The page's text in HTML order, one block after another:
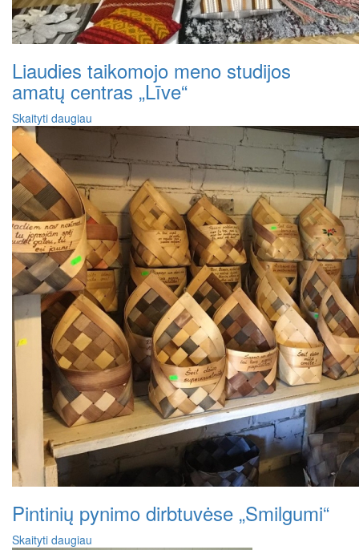
Liaudies taikomojo meno studijos
amatų centras „Līve“
Skaityti daugiau
Pintinių pynimo dirbtuvėse „Smilgumi“
Skaityti daugiau